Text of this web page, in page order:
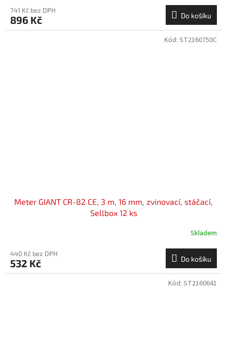
741 Kč bez DPH
896 Kč Do košíku
Meter GIANT CR-82 CE, 3 m, 16 mm, zvinovací, stáčací,
Sellbox 12 ks
Skladem
440 Kč bez DPH
532 Kč Do košíku
Kód: ST2160750C
Kód: ST2160641